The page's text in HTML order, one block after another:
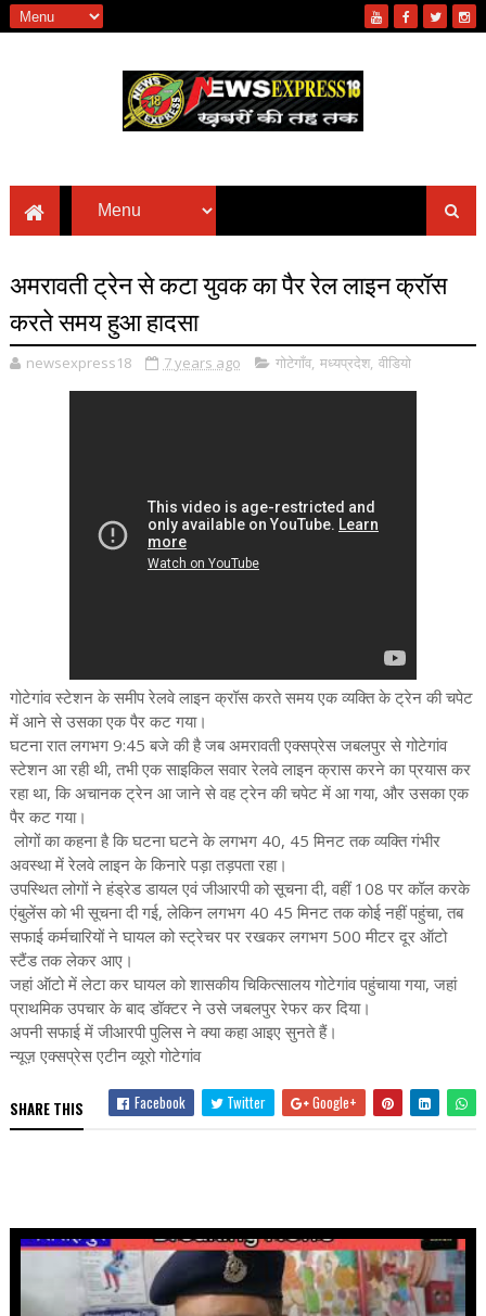
अमरावती ट्रेन से कटा युवक का पैर रेल लाइन क्रॉस
करते समय हुआ हादसा
newsexpress18 7 years ago गोटेगाँव, मध्यप्रदेश, वीडियो
गोटेगांव स्टेशन के समीप रेलवे लाइन क्रॉस करते समय एक व्यक्ति के ट्रेन की चपेट
में आने से उसका एक पैर कट गया।
घटना रात लगभग 9:45 बजे की है जब अमरावती एक्सप्रेस जबलपुर से गोटेगांव
स्टेशन आ रही थी, तभी एक साइकिल सवार रेलवे लाइन क्रास करने का प्रयास कर
रहा था, कि अचानक ट्रेन आ जाने से वह ट्रेन की चपेट में आ गया, और उसका एक
पैर कट गया।
लोगों का कहना है कि घटना घटने के लगभग 40, 45 मिनट तक व्यक्ति गंभीर
अवस्था में रेलवे लाइन के किनारे पड़ा तड़पता रहा।
उपस्थित लोगों ने हंड्रेड डायल एवं जीआरपी को सूचना दी, वहीं 108 पर कॉल करके
एंबुलेंस को भी सूचना दी गई, लेकिन लगभग 40 45 मिनट तक कोई नहीं पहुंचा, तब
सफाई कर्मचारियों ने घायल को स्ट्रेचर पर रखकर लगभग 500 मीटर दूर ऑटो
स्टैंड तक लेकर आए।
जहां ऑटो में लेटा कर घायल को शासकीय चिकित्सालय गोटेगांव पहुंचाया गया, जहां
प्राथमिक उपचार के बाद डॉक्टर ने उसे जबलपुर रेफर कर दिया।
अपनी सफाई में जीआरपी पुलिस ने क्या कहा आइए सुनते हैं।
न्यूज़ एक्सप्रेस एटीन व्यूरो गोटेगांव
SHARE THIS Facebook Twitter Google+